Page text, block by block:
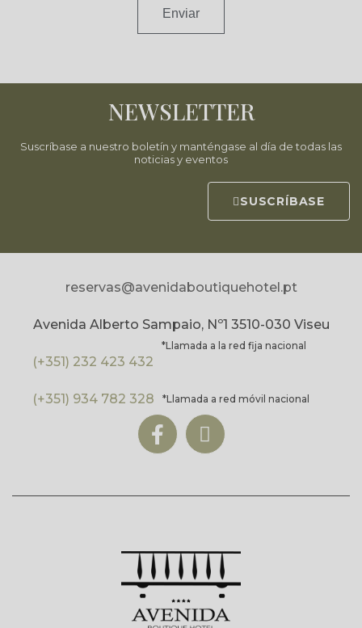
Enviar
NEWSLETTER
Suscríbase a nuestro boletín y manténgase al día de todas las
noticias y eventos
SUSCRÍBASE
reservas@avenidaboutiquehotel.pt
Avenida Alberto Sampaio, Nº1 3510-030 Viseu
(+351) 232 423 432
*Llamada a la red fija nacional
(+351) 934 782 328 *Llamada a red móvil nacional